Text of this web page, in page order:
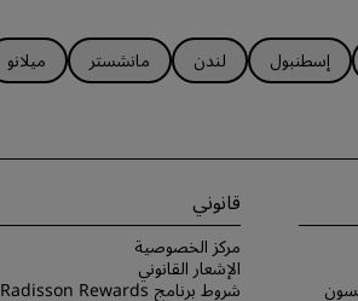
إسطنبول لندن مانشستر ميلانو
قانوني
مركز الخصوصية
الإشعار القانوني
شروط برنامج Radisson Rewards